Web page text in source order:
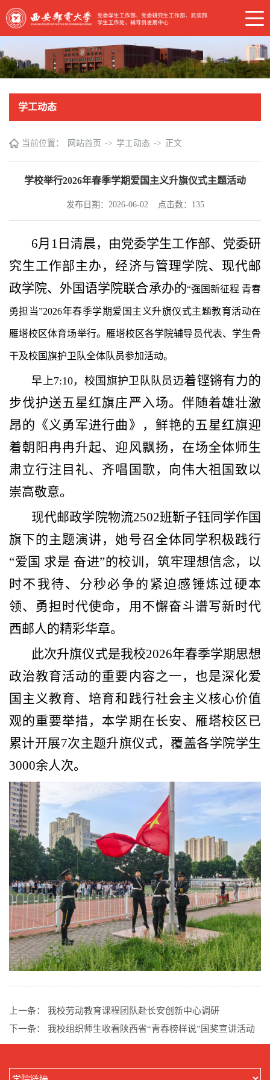
学工动态
当前位置： 网站首页 -> 学工动态 -> 正文
学校举行2026年春季学期爱国主义升旗仪式主题活动
发布日期：2026-06-02 点击数： 135
6月1日清晨，由党委学生工作部、党委研
究生工作部主办，经济与管理学院、现代邮
政学院、外国语学院联合承办的“强国新征程 青春
勇担当”2026年春季学期爱国主义升旗仪式主题教育活动在
雁塔校区体育场举行。雁塔校区各学院辅导员代表、学生骨
干及校国旗护卫队全体队员参加活动。
早上7:10，校国旗护卫队队员迈着铿锵有力的
步伐护送五星红旗庄严入场。伴随着雄壮激
昂的《义勇军进行曲》，鲜艳的五星红旗迎
着朝阳冉冉升起、迎风飘扬，在场全体师生
肃立行注目礼、齐唱国歌，向伟大祖国致以
崇高敬意。
现代邮政学院物流2502班靳子钰同学作国
旗下的主题演讲，她号召全体同学积极践行
“爱国 求是 奋进”的校训，筑牢理想信念，以
时不我待、分秒必争的紧迫感锤炼过硬本
领、勇担时代使命，用不懈奋斗谱写新时代
西邮人的精彩华章。
此次升旗仪式是我校2026年春季学期思想
政治教育活动的重要内容之一，也是深化爱
国主义教育、培育和践行社会主义核心价值
观的重要举措，本学期在长安、雁塔校区已
累计开展7次主题升旗仪式，覆盖各学院学生
3000余人次。
上一条： 我校劳动教育课程团队赴长安创新中心调研
下一条： 我校组织师生收看陕西省“青春榜样说”国奖宣讲活动